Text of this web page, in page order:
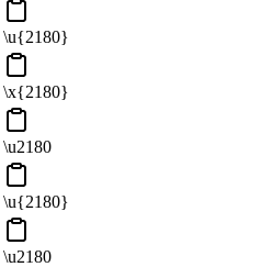
\u{2180}
\x{2180}
\u2180
\u{2180}
\u2180